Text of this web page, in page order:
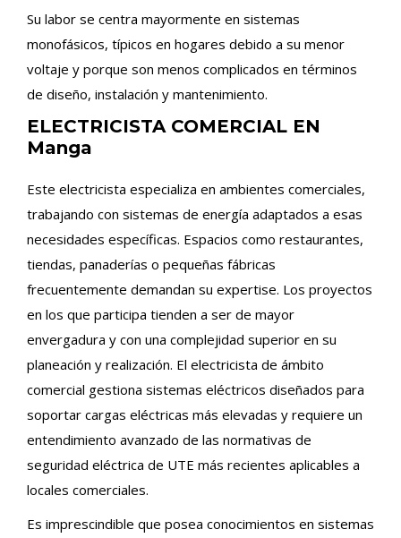
Su labor se centra mayormente en sistemas
monofásicos, típicos en hogares debido a su menor
voltaje y porque son menos complicados en términos
de diseño, instalación y mantenimiento.
ELECTRICISTA COMERCIAL EN
Manga
Este electricista especializa en ambientes comerciales,
trabajando con sistemas de energía adaptados a esas
necesidades específicas. Espacios como restaurantes,
tiendas, panaderías o pequeñas fábricas
frecuentemente demandan su expertise. Los proyectos
en los que participa tienden a ser de mayor
envergadura y con una complejidad superior en su
planeación y realización. El electricista de ámbito
comercial gestiona sistemas eléctricos diseñados para
soportar cargas eléctricas más elevadas y requiere un
entendimiento avanzado de las normativas de
seguridad eléctrica de UTE más recientes aplicables a
locales comerciales.
Es imprescindible que posea conocimientos en sistemas